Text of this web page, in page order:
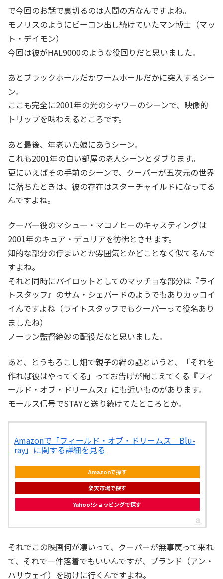
で今回のお話で裏切るのは人間の方なんですよね。
モノリスのようにビーコン出し続けていたマン博士（マッ
ト・デイモン）
今回は彼がHAL9000のような役回りだと思いました。
あとブラックホールだかワームホールだかに突入するシー
ン。
ここも完全に2001年の光のシャワーのシーンで、映像的
トリップを味わえるところです。
あと最後、年老いた娘にあうシーン。
これも2001年の白い部屋の老人シーンとダブります。
更にいえばその手前のシーンで、クーパーが五次元の世界
に落ちたときは、彼の存在はスターチャイルドになってる
んですよね。
クーパー役のマシュー・マコノヒーのキャスティングは
2001年のキュア・デュリアを彷彿とさせます。
知的な部分の佇まいとか雰囲気とかどことなく似てるんで
すよね。
それと同時にパイロットとしてのマッチョな部分は『ライ
トスタッフ』のサム・シェパードのようでもありカッコイ
イんですよね（ライトスタッフでもクーパーって役名あり
ましたね）
ノーラン監督絶妙の配役だなと思いました。
あと、とうもろこし畑で親子の絆の話というと、「それを
作れば彼はやってくる」ってお告げが聞こえてくる『フィ
ールド・オブ・ドリームス』にも近いものがあります。
モールス信号でSTAYと送り続けてたところとか。
Amazonで「フィールド・オブ・ドリームス Blu-
ray」に関する詳細を見る
Amazonで探す
楽天市場で探す
Yahoo!ショッピングで探す
それでこの映画何が凄いって、クーパーが無事戻って来れ
て、それで一件落着でもいいんですが、ブランド（アン・
ハサウェイ）を助けに行くんですよね。